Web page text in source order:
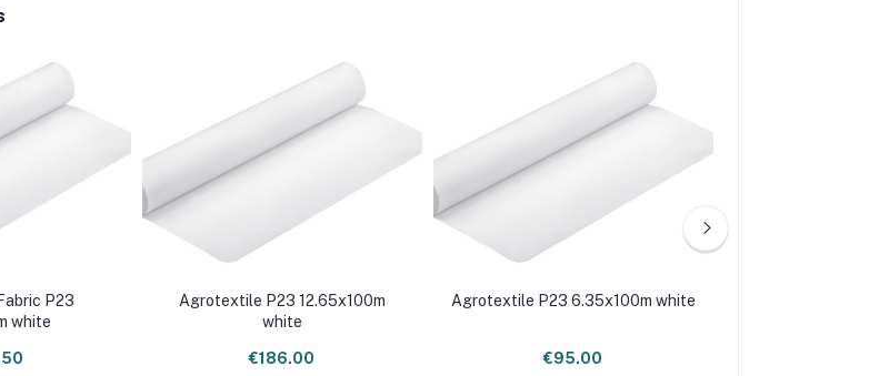
P23
white
Agrotextile P23 12.65x100m
white
€186.00
Agrotextile P23 6.35x100m white
€95.00